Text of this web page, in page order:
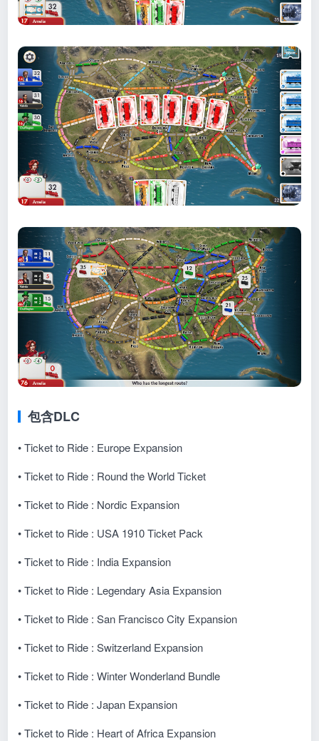
包含DLC
• Ticket to Ride : Europe Expansion
• Ticket to Ride : Round the World Ticket
• Ticket to Ride : Nordic Expansion
• Ticket to Ride : USA 1910 Ticket Pack
• Ticket to Ride : India Expansion
• Ticket to Ride : Legendary Asia Expansion
• Ticket to Ride : San Francisco City Expansion
• Ticket to Ride : Switzerland Expansion
• Ticket to Ride : Winter Wonderland Bundle
• Ticket to Ride : Japan Expansion
• Ticket to Ride : Heart of Africa Expansion